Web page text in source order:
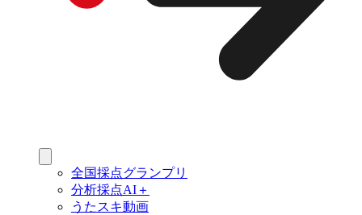
全国採点グランプリ
分析採点AI＋
うたスキ動画